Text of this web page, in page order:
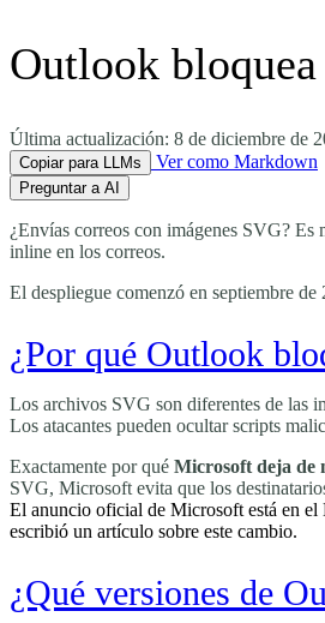
Outlook bloquea
Última actualización: 8 de diciembre de
Copiar para LLMs Ver como Markdown
Preguntar a AI
¿Envías correos con imágenes SVG?
inline en los correos.
El despliegue comenzó en septiembre
¿Por qué Outlook
Los archivos SVG son diferentes de las
Los atacantes pueden ocultar scripts
Exactamente por qué Microsoft deja de
SVG, Microsoft evita que los
El anuncio oficial de Microsoft está en
escribió un artículo sobre este cambio.
¿Qué versiones de